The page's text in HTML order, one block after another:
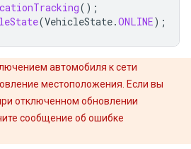
();
(VehicleState.ONLINE);
автомобиля к сети
местоположения. Если вы
отключенном обновлении
сообщение об ошибке